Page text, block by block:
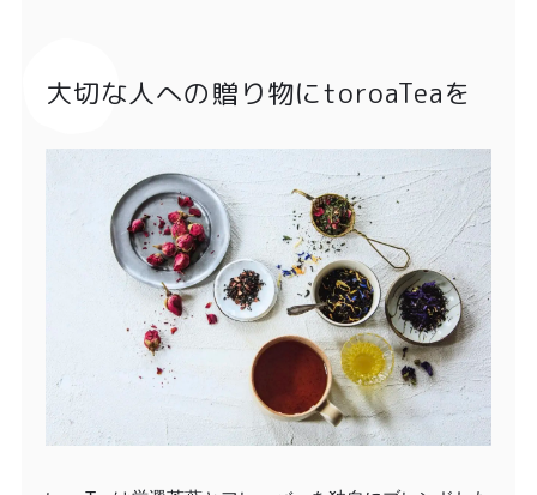
大切な人への贈り物にtoroaTeaを